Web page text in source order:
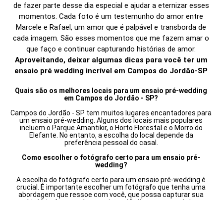
de fazer parte desse dia especial e ajudar a eternizar esses
momentos. Cada foto é um testemunho do amor entre
Marcele e Rafael, um amor que é palpável e transborda de
cada imagem. São esses momentos que me fazem amar o
que faço e continuar capturando histórias de amor.
Aproveitando, deixar algumas dicas para você ter um
ensaio pré wedding incrível em Campos do Jordão-SP
Quais são os melhores locais para um ensaio pré-wedding
em Campos do Jordão - SP?
Campos do Jordão - SP tem muitos lugares encantadores para
um ensaio pré-wedding. Alguns dos locais mais populares
incluem o Parque Amantikir, o Horto Florestal e o Morro do
Elefante. No entanto, a escolha do local depende da
preferência pessoal do casal.
Como escolher o fotógrafo certo para um ensaio pré-
wedding?
A escolha do fotógrafo certo para um ensaio pré-wedding é
crucial. É importante escolher um fotógrafo que tenha uma
abordagem que ressoe com você, que possa capturar sua